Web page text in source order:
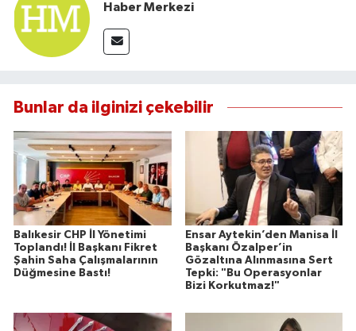
Haber Merkezi
Bunlar da ilginizi çekebilir
Balıkesir CHP İl Yönetimi
Toplandı! İl Başkanı Fikret
Şahin Saha Çalışmalarının
Düğmesine Bastı!
Ensar Aytekin’den Manisa İl
Başkanı Özalper’in
Gözaltına Alınmasına Sert
Tepki: "Bu Operasyonlar
Bizi Korkutmaz!"